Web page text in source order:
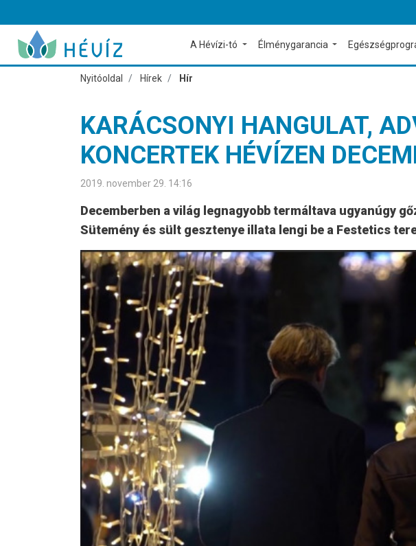
A Hévízi-tó Élménygarancia
Nyitóoldal Hírek Hír
KARÁCSONYI HANGULAT,
KONCERTEK HÉVÍZEN
2019. november 29. 14:16
Decemberben a világ legnagyobb termáltava ugyanúgy
Sütemény és sült gesztenye illata lengi be a Festetics